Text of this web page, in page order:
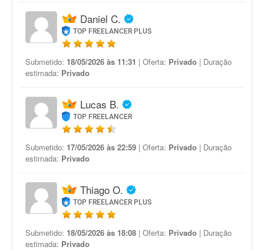
Daniel C.
TOP FREELANCER PLUS
Submetido: 18/05/2026 às 11:31 | Oferta: Privado | Duração
estimada: Privado
Lucas B.
TOP FREELANCER
Submetido: 17/05/2026 às 22:59 | Oferta: Privado | Duração
estimada: Privado
Thiago O.
TOP FREELANCER PLUS
Submetido: 18/05/2026 às 18:08 | Oferta: Privado | Duração
estimada: Privado